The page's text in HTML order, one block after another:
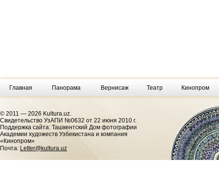
Главная Панорама Вернисаж Театр Кинопром
© 2011 — 2026 Kultura.uz.
Cвидетельство УзАПИ №0632 от 22 июня 2010 г.
Поддержка сайта: Ташкентский Дом фотографии
Академии художеств Узбекистана и компания
«Кинопром»
Почта: Letter@kultura.uz